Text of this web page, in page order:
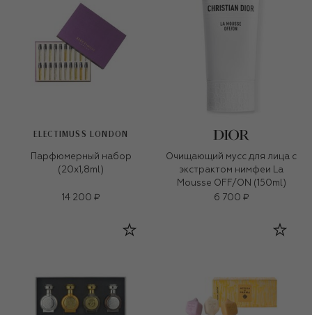
ELECTIMUSS LONDON
Парфюмерный набор
(20x1,8ml)
14 200 ₽
Очищающий мусс для лица с
экстрактом нимфеи La
Mousse OFF/ON (150ml)
6 700 ₽